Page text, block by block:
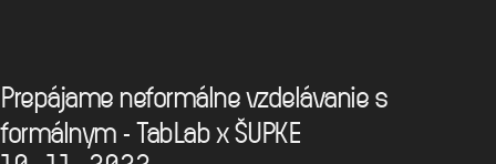
Prepájame neformálne vzdelávanie s
formálnym - TabLab x ŠUPKE